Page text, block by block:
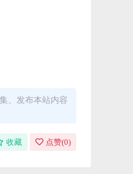
、发布本站内容
收藏 点赞(0)